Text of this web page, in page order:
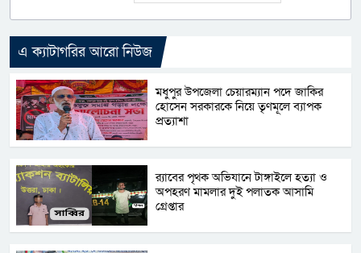
এ ক্যাটাগরির আরো নিউজ
মধুপুর উপজেলা চেয়ারম্যান পদে জাকির
হোসেন সরকারকে নিয়ে তৃণমূলে ব্যাপক
প্রত্যাশা
র‌্যাবের পৃথক অভিযানে টাঙ্গাইলে হত্যা ও
অপহরণ মামলার দুই পলাতক আসামি
গ্রেপ্তার